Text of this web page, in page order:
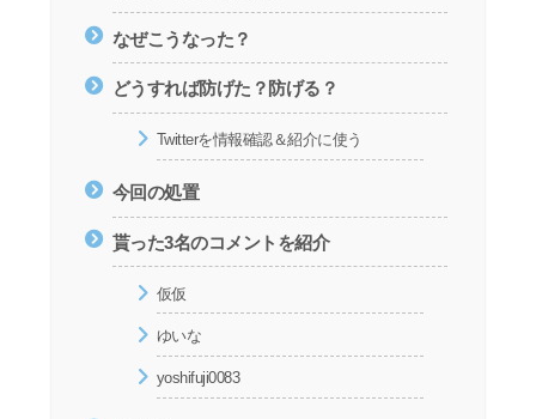
なぜこうなった？
どうすれば防げた？防げる？
Twitterを情報確認＆紹介に使う
今回の処置
貰った3名のコメントを紹介
仮仮
ゆいな
yoshifuji0083